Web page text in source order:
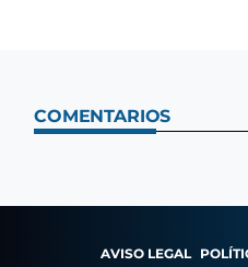
COMENTARIOS
AVISO LEGAL